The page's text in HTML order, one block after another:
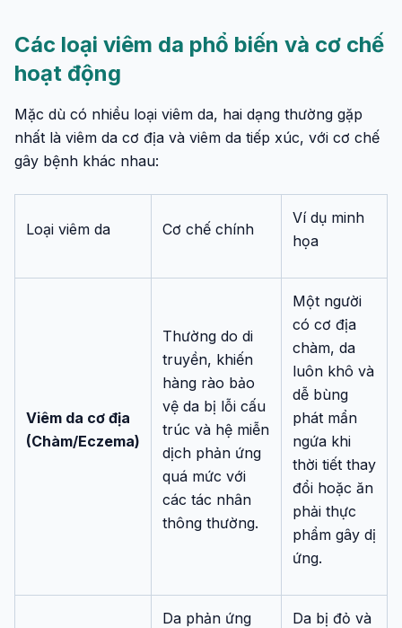
Các loại viêm da phổ biến và cơ chế
hoạt động
Mặc dù có nhiều loại viêm da, hai dạng thường gặp
nhất là viêm da cơ địa và viêm da tiếp xúc, với cơ chế
gây bệnh khác nhau:
Loại viêm da Cơ chế chính
Ví dụ minh
họa
Viêm da cơ địa
(Chàm/Eczema)
Thường do di
truyền, khiến
hàng rào bảo
vệ da bị lỗi cấu
trúc và hệ miễn
dịch phản ứng
quá mức với
các tác nhân
thông thường.
Một người
có cơ địa
chàm, da
luôn khô và
dễ bùng
phát mẩn
ngứa khi
thời tiết thay
đổi hoặc ăn
phải thực
phẩm gây dị
ứng.
Da phản ứng
Da bị đỏ và